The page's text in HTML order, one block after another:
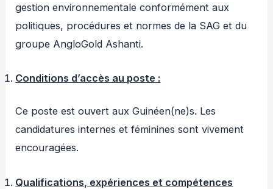
gestion environnementale conformément aux
politiques, procédures et normes de la SAG et du
groupe AngloGold Ashanti.
Conditions d’accès au poste :
Ce poste est ouvert aux Guinéen(ne)s. Les
candidatures internes et féminines sont vivement
encouragées.
Qualifications, expériences et compétences